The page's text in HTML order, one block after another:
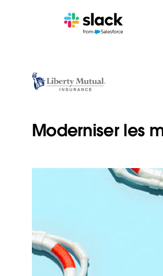
Moderniser les